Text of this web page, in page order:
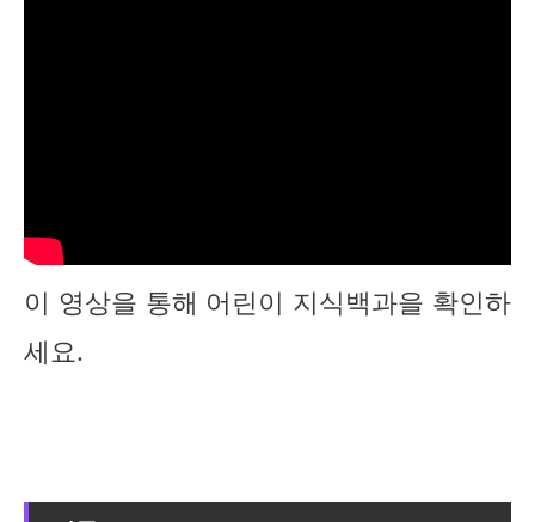
이 영상을 통해 어린이 지식백과을 확인하
세요.